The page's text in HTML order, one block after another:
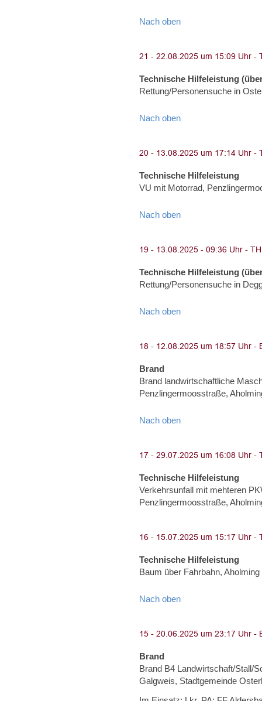
Nach oben
Technische Hilfeleistung
Rettung/Personensuche in
Nach oben
Technische Hilfeleistung
VU mit Motorrad,
Nach oben
Technische Hilfeleistung
Rettung/Personensuche in
Nach oben
Brand
Brand landwirtschaftliche
Penzlingermoosstraße,
Nach oben
Technische Hilfeleistung
Verkehrsunfall mit mehteren
Penzlingermoosstraße,
Technische Hilfeleistung
Baum über Fahrbahn, Aholming
Nach oben
Brand
Brand B4 Landwirtschaft/Stall/
Galgweis, Stadtgemeinde